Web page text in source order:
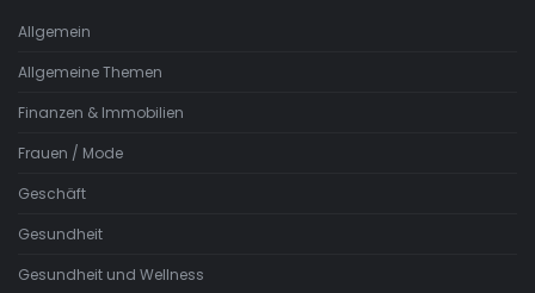
Allgemein
Allgemeine Themen
Finanzen & Immobilien
Frauen / Mode
Geschäft
Gesundheit
Gesundheit und Wellness